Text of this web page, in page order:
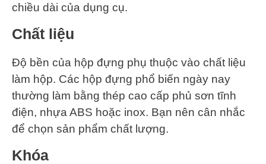
chiều dài của dụng cụ.
Chất liệu
Độ bền của hộp đựng phụ thuộc vào chất liệu
làm hộp. Các hộp đựng phổ biến ngày nay
thường làm bằng thép cao cấp phủ sơn tĩnh
điện, nhựa ABS hoặc inox. Bạn nên cân nhắc
để chọn sản phẩm chất lượng.
Khóa